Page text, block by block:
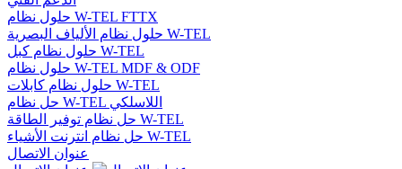
حلول نظام W-TEL FTTX
حلول نظام الألياف البصرية W-TEL
حلول نظام كبل W-TEL
حلول نظام W-TEL MDF & ODF
حلول نظام كابلات W-TEL
حل نظام W-TEL اللاسلكي
حل نظام توفير الطاقة W-TEL
حل نظام انترنت الأشياء W-TEL
عنوان الاتصال